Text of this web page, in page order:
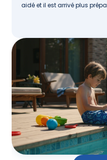
aidé et il est arrivé plus